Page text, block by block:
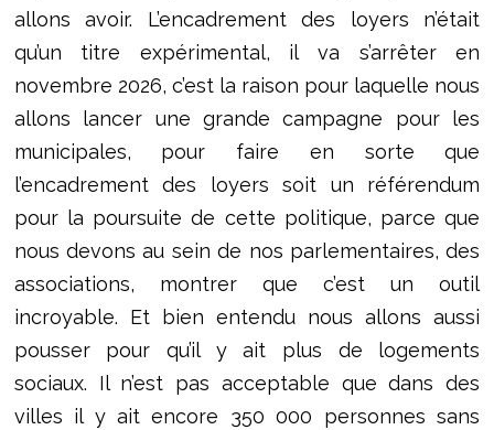
allons avoir. L’encadrement des loyers n’était
qu’un titre expérimental, il va s’arrêter en
novembre 2026, c’est la raison pour laquelle nous
allons lancer une grande campagne pour les
municipales, pour faire en sorte que
l’encadrement des loyers soit un référendum
pour la poursuite de cette politique, parce que
nous devons au sein de nos parlementaires, des
associations, montrer que c’est un outil
incroyable. Et bien entendu nous allons aussi
pousser pour qu’il y ait plus de logements
sociaux. Il n’est pas acceptable que dans des
villes il y ait encore 350 000 personnes sans